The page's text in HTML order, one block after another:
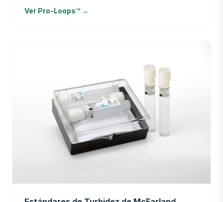
Ver Pro-Loops™ →